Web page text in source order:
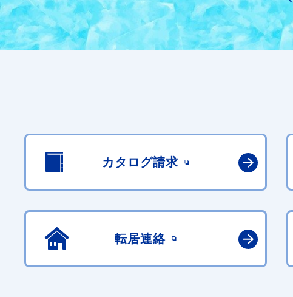
カタログ請求
転居連絡